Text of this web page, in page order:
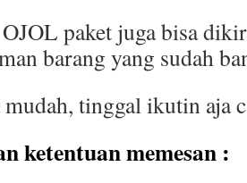
paket juga bisa
barang yang sudah
mudah, tinggal ikutin aja
ketentuan memesan :